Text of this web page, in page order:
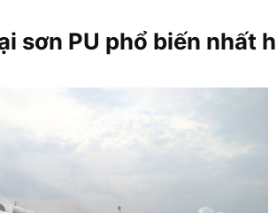
sơn PU phổ biến nhất